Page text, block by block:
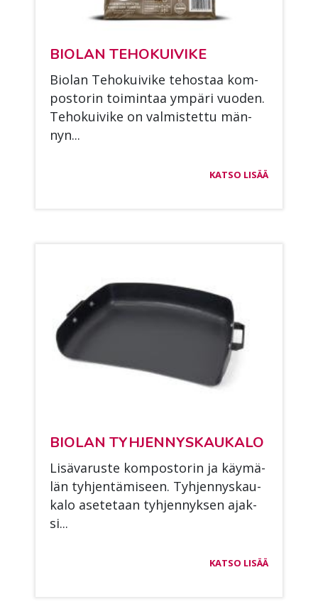
BIO­LAN TE­HO­KUI­VI­KE
Bio­lan Te­ho­kui­vi­ke te­hos­taa kom­
pos­to­rin toi­min­taa ym­pä­ri vuo­den.
Te­ho­kui­vi­ke on val­mis­tet­tu män­
nyn...
KATSO LISÄÄ
BIO­LAN TYH­JEN­NYS­KAU­KA­LO
Li­sä­va­rus­te kom­pos­to­rin ja käy­mä­
län tyh­jen­tä­mi­seen. Tyh­jen­nys­kau­
ka­lo ase­te­taan tyh­jen­nyk­sen ajak­
si...
KATSO LISÄÄ